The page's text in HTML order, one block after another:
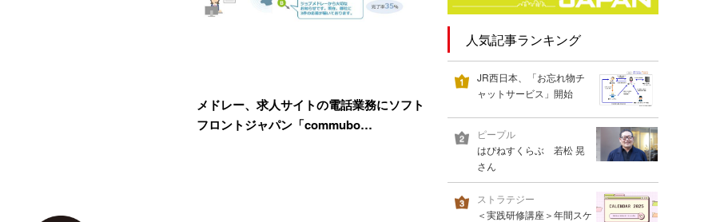
メドレー、求人サイトの電話業務にソフト
フロントジャパン「commubo…
人気記事ランキング
JR西日本、「お忘れ物チ
ャットサービス」開始
ピープル
はぴねすくらぶ 若松 晃
さん
ストラテジー
＜実践研修講座＞年間スケ